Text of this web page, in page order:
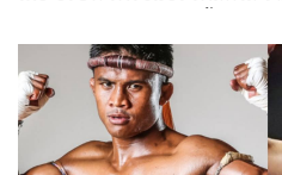
มวยโลก “เดอะแพ็คแมน” แมน
เมฆ